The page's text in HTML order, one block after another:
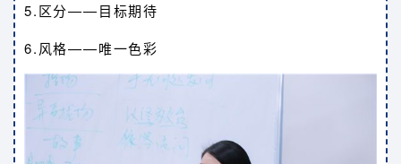
5.区分——目标期待
6.风格——唯一色彩